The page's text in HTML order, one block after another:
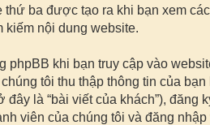
ba được tạo ra khi bạn xem
kiếm nội dung website.
khi bạn truy cập vào
tôi thu thập thông tin của
là “bài viết của khách”), đăng
viên của chúng tôi và đăng